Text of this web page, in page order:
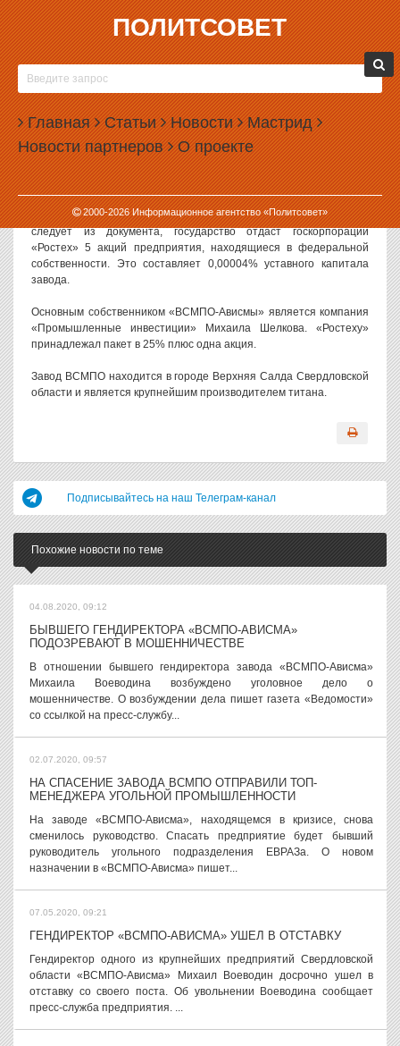
ПОЛИТСОВЕТ
Главная Статьи Новости Мастрид
Новости партнеров О проекте
2000-2026Информационное агентство «Политсовет»
12.11.2021, 17:51
ПУТИН ОТДАЛ «РОСТЕХУ»
ГОСУДАРСТВЕННЫЕ АКЦИИ «ВСМПО-
АВИСМЫ»
Российская Федерация окончательно выйдет из состава
акционеров компании «ВСМПО-Ависма», передав свои
немногочисленные акции «Ростеху».
Указ о передаче акций подписал президент Владимир Путин. Как
следует из документа, государство отдаст госкорпорации
«Ростех» 5 акций предприятия, находящиеся в федеральной
собственности. Это составляет 0,00004% уставного капитала
завода.
Основным собственником «ВСМПО-Ависмы» является компания
«Промышленные инвестиции» Михаила Шелкова. «Ростеху»
принадлежал пакет в 25% плюс одна акция.
Завод ВСМПО находится в городе Верхняя Салда Свердловской
области и является крупнейшим производителем титана.
Подписывайтесь на наш Телеграм-канал
Похожие новости по теме
04.08.2020, 09:12
БЫВШЕГО ГЕНДИРЕКТОРА «ВСМПО-АВИСМА»
ПОДОЗРЕВАЮТ В МОШЕННИЧЕСТВЕ
В отношении бывшего гендиректора завода «ВСМПО-Ависма»
Михаила Воеводина возбуждено уголовное дело о
мошенничестве. О возбуждении дела пишет газета «Ведомости»
со ссылкой на пресс-службу...
02.07.2020, 09:57
НА СПАСЕНИЕ ЗАВОДА ВСМПО ОТПРАВИЛИ ТОП-
МЕНЕДЖЕРА УГОЛЬНОЙ ПРОМЫШЛЕННОСТИ
На заводе «ВСМПО-Ависма», находящемся в кризисе, снова
сменилось руководство. Спасать предприятие будет бывший
руководитель угольного подразделения ЕВРАЗа. О новом
назначении в «ВСМПО-Ависма» пишет...
07.05.2020, 09:21
ГЕНДИРЕКТОР «ВСМПО-АВИСМА» УШЕЛ В ОТСТАВКУ
Гендиректор одного из крупнейших предприятий Свердловской
области «ВСМПО-Ависма» Михаил Воеводин досрочно ушел в
отставку со своего поста. Об увольнении Воеводина сообщает
пресс-служба предприятия. ...